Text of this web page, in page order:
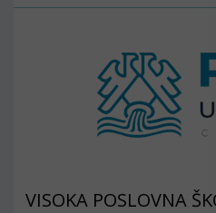
VISOKA POSLOVNA